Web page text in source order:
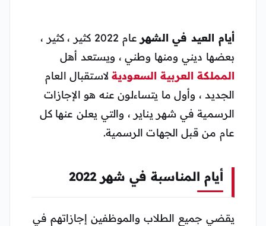
أيام العيد في الشهر
عام 2022 كثير ، كثير ،
بعضها ديني ومنها وطني ، ويستعد أهل
المملكة العربية السعوديةلاستقبال العام
الجديد ، وأول ما يتساءلون عنه هو الإجازات
الرسمية في شهر يناير ، والتي يعلن عنها كل
عام من قبل الجهات الرسمية.
أيام المناسبة في شهر 2022
يقضي جميع الطلاب والموظفين إجازاتهم في